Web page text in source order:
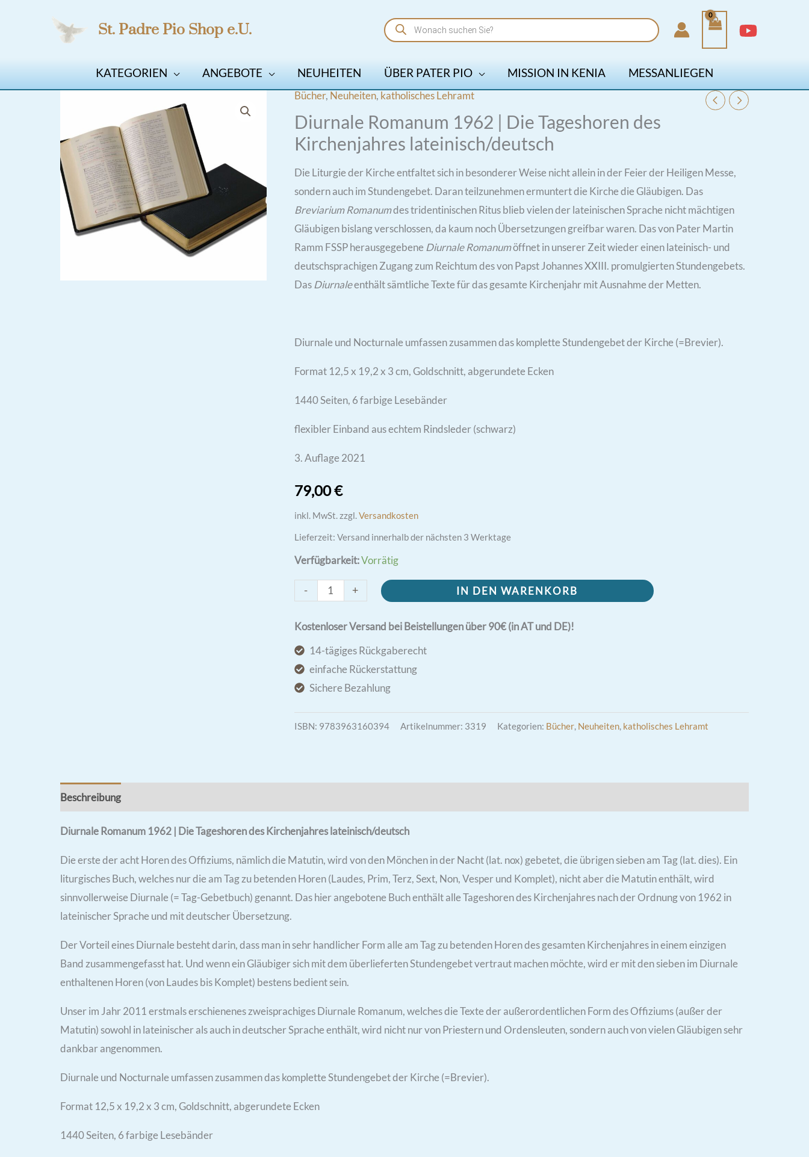
St. Padre Pio Shop e.U.
Products
search
KATEGORIEN ANGEBOTE NEUHEITEN ÜBER PATER PIO MISSION IN KENIA MESSANLIEGEN
Bücher, Neuheiten, katholisches Lehramt
Diurnale Romanum 1962 | Die Tageshoren des
Kirchenjahres lateinisch/deutsch
Die Liturgie der Kirche entfaltet sich in besonderer Weise nicht allein in der Feier der Heiligen Messe,
sondern auch im Stundengebet. Daran teilzunehmen ermuntert die Kirche die Gläubigen. Das
Breviarium Romanumdes tridentinischen Ritus blieb vielen der lateinischen Sprache nicht mächtigen
Gläubigen bislang verschlossen, da kaum noch Übersetzungen greifbar waren. Das von Pater Martin
Ramm FSSP herausgegebene Diurnale Romanumöffnet in unserer Zeit wieder einen lateinisch- und
deutschsprachigen Zugang zum Reichtum des von Papst Johannes XXIII. promulgierten Stundengebets.
Das Diurnaleenthält sämtliche Texte für das gesamte Kirchenjahr mit Ausnahme der Metten.
Diurnale und Nocturnale umfassen zusammen das komplette Stundengebet der Kirche (=Brevier).
Format 12,5 x 19,2 x 3 cm, Goldschnitt, abgerundete Ecken
1440 Seiten, 6 farbige Lesebänder
flexibler Einband aus echtem Rindsleder (schwarz)
3. Auflage 2021
79,00€
inkl. MwSt.zzgl.Versandkosten
Lieferzeit: Versand innerhalb der nächsten 3 Werktage
Verfügbarkeit:Vorrätig
-
Diurnale
1962
| Die
Tageshoren
des
+ IN DEN WARENKORB
Kostenloser Versand bei Beistellungen über 90€ (in AT und DE)!
14-tägiges Rückgaberecht
einfache Rückerstattung
Sichere Bezahlung
ISBN: 9783963160394 Artikelnummer: 3319 Kategorien: Bücher, Neuheiten, katholisches Lehramt
Beschreibung
Diurnale Romanum 1962 | Die Tageshoren des Kirchenjahres lateinisch/deutsch
Die erste der acht Horen des Offiziums, nämlich die Matutin, wird von den Mönchen in der Nacht (lat. nox) gebetet, die übrigen sieben am Tag (lat. dies). Ein
liturgisches Buch, welches nur die am Tag zu betenden Horen (Laudes, Prim, Terz, Sext, Non, Vesper und Komplet), nicht aber die Matutin enthält, wird
sinnvollerweise Diurnale (= Tag-Gebetbuch) genannt. Das hier angebotene Buch enthält alle Tageshoren des Kirchenjahres nach der Ordnung von 1962 in
lateinischer Sprache und mit deutscher Übersetzung.
Der Vorteil eines Diurnale besteht darin, dass man in sehr handlicher Form alle am Tag zu betenden Horen des gesamten Kirchenjahres in einem einzigen
Band zusammengefasst hat. Und wenn ein Gläubiger sich mit dem überlieferten Stundengebet vertraut machen möchte, wird er mit den sieben im Diurnale
enthaltenen Horen (von Laudes bis Komplet) bestens bedient sein.
Unser im Jahr 2011 erstmals erschienenes zweisprachiges Diurnale Romanum, welches die Texte der außerordentlichen Form des Offiziums (außer der
Matutin) sowohl in lateinischer als auch in deutscher Sprache enthält, wird nicht nur von Priestern und Ordensleuten, sondern auch von vielen Gläubigen sehr
dankbar angenommen.
Diurnale und Nocturnale umfassen zusammen das komplette Stundengebet der Kirche (=Brevier).
Format 12,5 x 19,2 x 3 cm, Goldschnitt, abgerundete Ecken
1440 Seiten, 6 farbige Lesebänder